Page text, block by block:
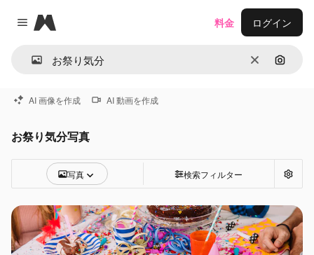
Close menu
Magnific
消去 画像で
料金 ログイン
AI 画像を作成 AI 動画を作成
お祭り気分写真
写真 検索フィルター